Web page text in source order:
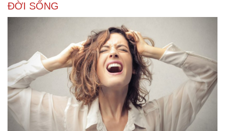
Văn hóa
Sân khấu - Điện ảnh
Văn học
Giải trí
Nghệ sĩ
Thời trang
ĐỜI SỐNG